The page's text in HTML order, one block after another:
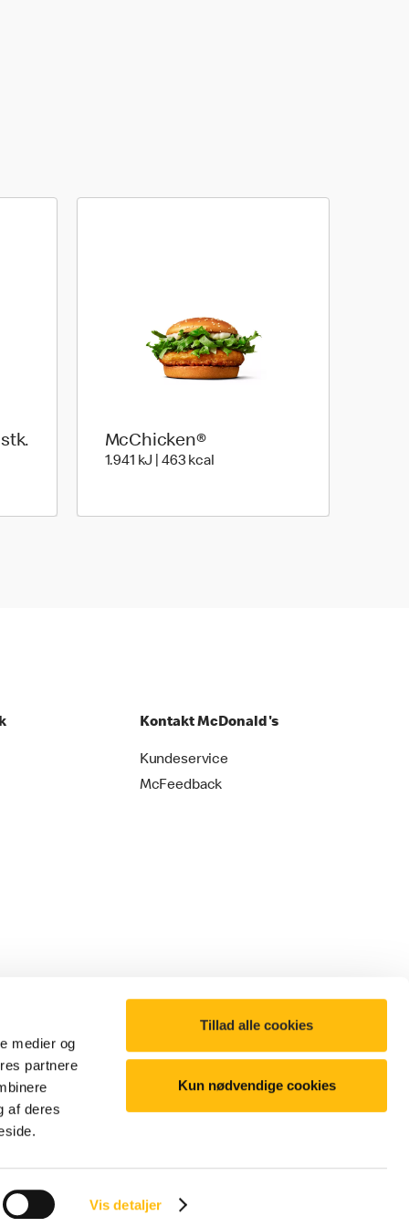
medier og
partnere
af deres
Vis detaljer
Tillad alle cookies
Kun nødvendige cookies
joules | 953 kilo calories
McChicken®
1.941 kJ | 463 kcal
Kontakt McDonald's
Kundeservice
McFeedback